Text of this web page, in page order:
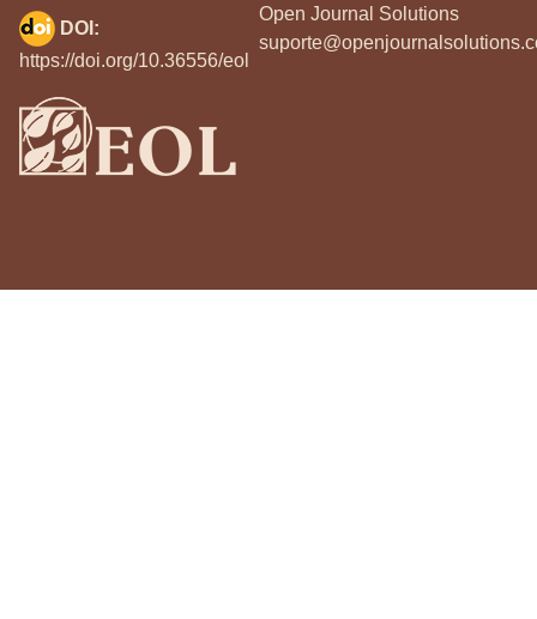
Open Journal Solutions
DOI:
https://doi.org/10.36556/eol